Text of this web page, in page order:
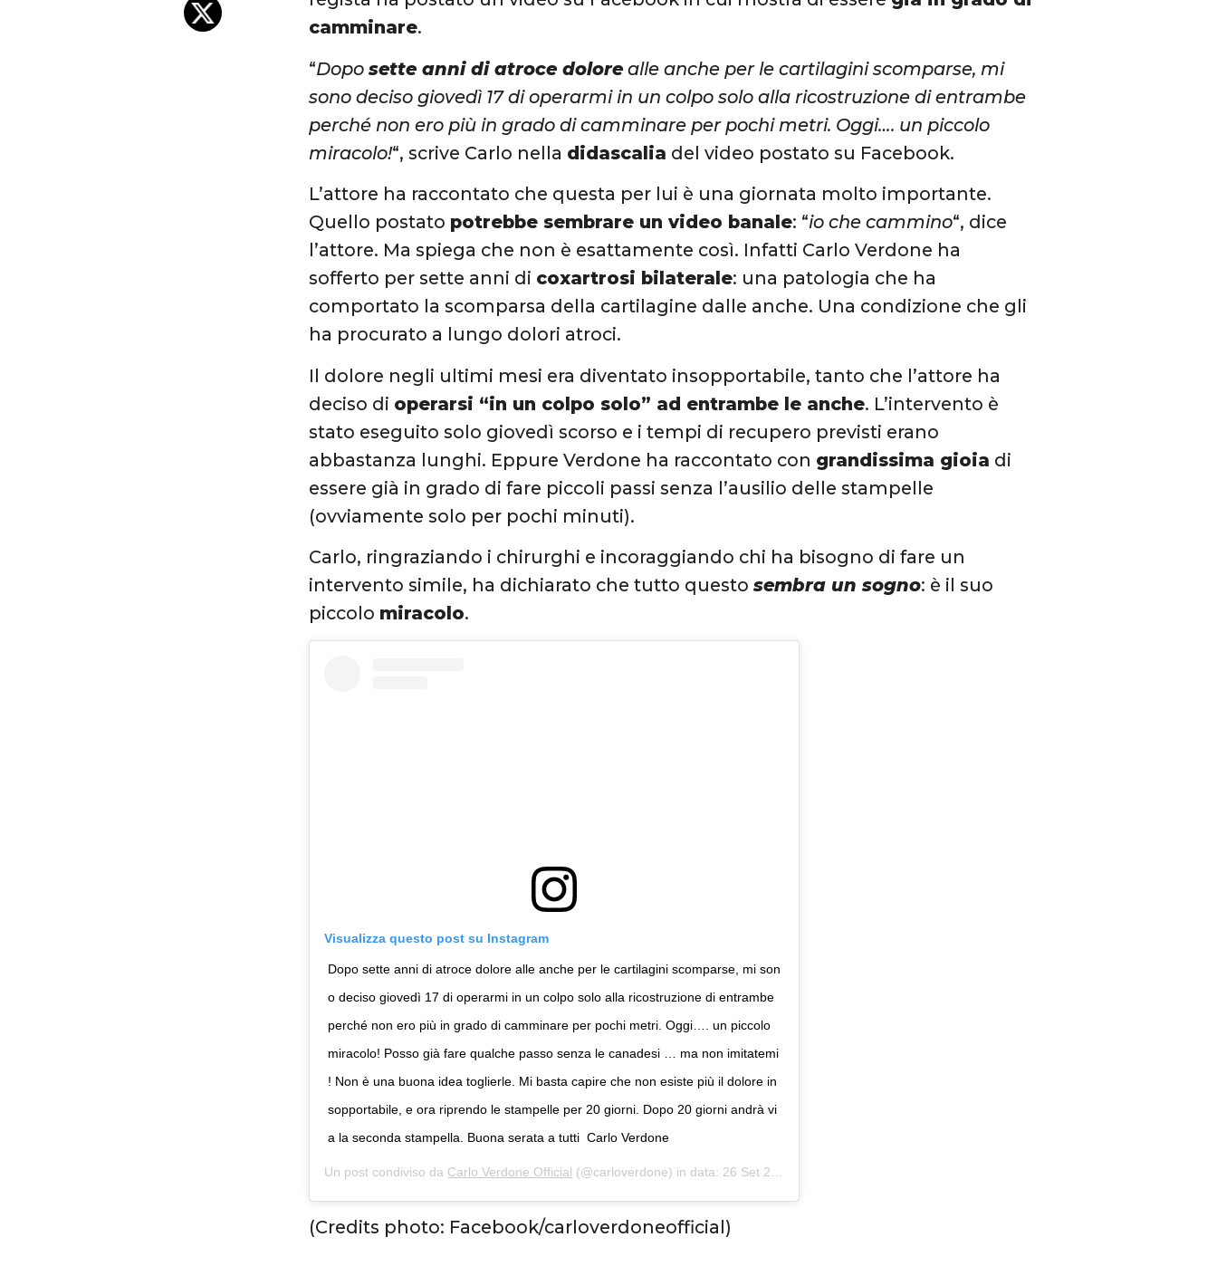
camminare.
“Doposette anni di atroce dolore alle anche per le cartilagini scomparse, mi
sono deciso giovedì 17 di operarmi in un colpo solo alla ricostruzione di entrambe
perché non ero più in grado di camminare per pochi metri. Oggi…. un piccolo
miracolo!“, scrive Carlo nella didascalia del video postato su Facebook.
L’attore ha raccontato che questa per lui è una giornata molto importante.
Quello postato potrebbe sembrare un video banale: “io che cammino“, dice
l’attore. Ma spiega che non è esattamente così. Infatti Carlo Verdone ha
sofferto per sette anni di coxartrosi bilaterale: una patologia che ha
comportato la scomparsa della cartilagine dalle anche. Una condizione che gli
ha procurato a lungo dolori atroci.
Il dolore negli ultimi mesi era diventato insopportabile, tanto che l’attore ha
deciso di operarsi “in un colpo solo” ad entrambe le anche. L’intervento è
stato eseguito solo giovedì scorso e i tempi di recupero previsti erano
abbastanza lunghi. Eppure Verdone ha raccontato con grandissima gioia di
essere già in grado di fare piccoli passi senza l’ausilio delle stampelle
(ovviamente solo per pochi minuti).
Carlo, ringraziando i chirurghi e incoraggiando chi ha bisogno di fare un
intervento simile, ha dichiarato che tutto questosembra un sogno: è il suo
piccolo miracolo.
Visualizza questo post su Instagram
Dopo sette anni di atroce dolore alle anche per le cartilagini scomparse, mi son
o deciso giovedì 17 di operarmi in un colpo solo alla ricostruzione di entrambe
perché non ero più in grado di camminare per pochi metri. Oggi…. un piccolo
miracolo! Posso già fare qualche passo senza le canadesi … ma non imitatemi
! Non è una buona idea toglierle. Mi basta capire che non esiste più il dolore in
sopportabile, e ora riprendo le stampelle per 20 giorni. Dopo 20 giorni andrà vi
a la seconda stampella. Buona serata a tutti ️ Carlo Verdone
Un post condiviso da Carlo Verdone Official (@carloverdone) in data: 26 Set 2020 alle ore 8:13 PDT
(Credits photo: Facebook/carloverdoneofficial)